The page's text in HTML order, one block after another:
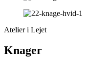
Atelier i Lejet
Knager